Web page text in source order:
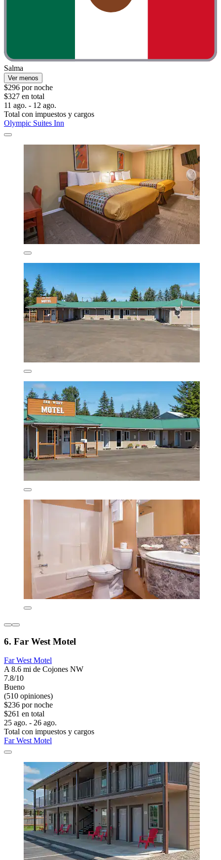
Salma
Ver menos
$296 por noche
$327 en total
11 ago. - 12 ago.
Total con impuestos y cargos
Olympic Suites Inn
6. Far West Motel
Far West Motel
A 8.6 mi de Cojones NW
7.8/10
Bueno
(510 opiniones)
$236 por noche
$261 en total
25 ago. - 26 ago.
Total con impuestos y cargos
Far West Motel